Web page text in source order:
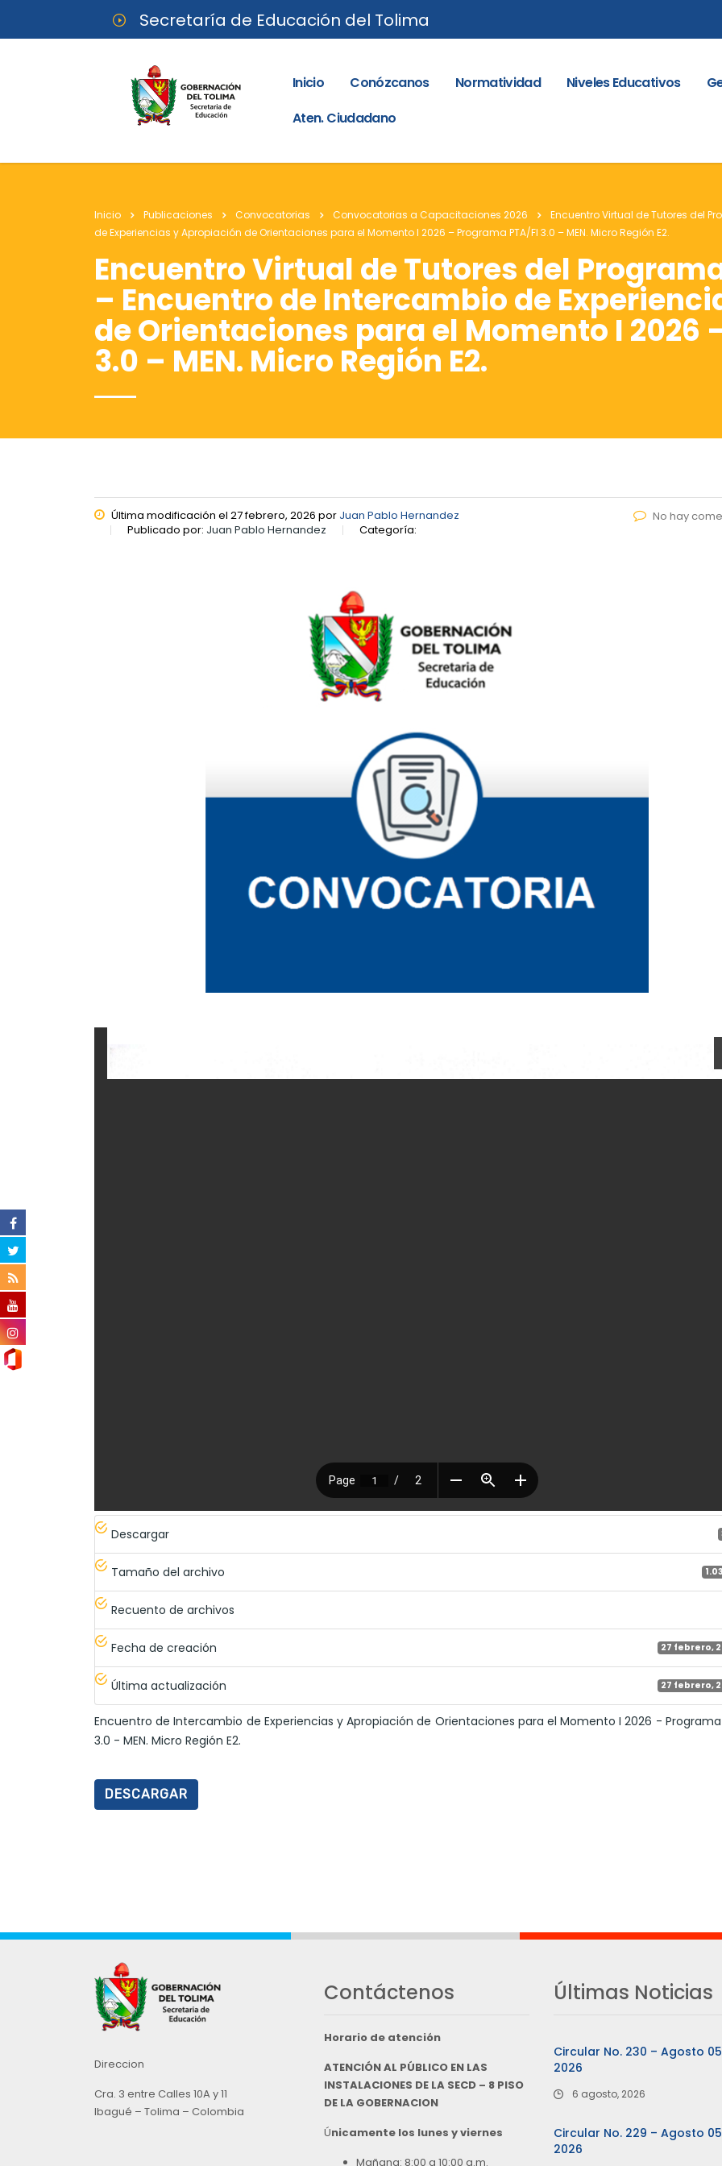
Secretaría de Educación del Tolima
Inicio Conózcanos Normatividad Niveles Educativos
Aten. Ciudadano
Inicio Publicaciones Convocatorias Convocatorias a Capacitaciones 2026
Encuentro Virtual de Tutores del
de Experiencias y Apropiación de Orientaciones para el Momento I 2026 – Programa PTA/FI 3.0 – MEN. Micro Región E2.
Encuentro Virtual de Tutores del Programa
– Encuentro de Intercambio de
de Orientaciones para el Momento I 2026
3.0 – MEN. Micro Región E2.
Última modificación el 27 febrero, 2026 por Juan Pablo Hernandez
Publicado por: Juan Pablo Hernandez Categoría:
No hay
Descargar
Tamaño del archivo
Recuento de archivos
Fecha de creación 27 febrero,
Última actualización 27 febrero,
Encuentro de Intercambio de Experiencias y Apropiación de Orientaciones para el Momento I 2026 - Programa
3.0 - MEN. Micro Región E2.
DESCARGAR
Direccion
Cra. 3 entre Calles 10A y 11
Ibagué – Tolima – Colombia
Contáctenos
Horario de atención
ATENCIÓN AL PÚBLICO EN LAS
INSTALACIONES DE LA SECD – 8 PISO
DE LA GOBERNACION
Únicamente los lunes y viernes
Mañana: 8:00 a 10:00 a.m.
Últimas Noticias
Circular No. 230 – Agosto
2026
6 agosto, 2026
Circular No. 229 – Agosto
2026